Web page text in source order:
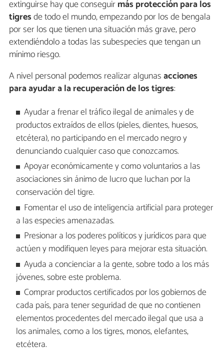
extinguirse hay que conseguirmás protección para los
tigresde todo el mundo, empezando por los de bengala
por ser los que tienen una situación más grave, pero
extendiéndolo a todas las subespecies que tengan un
mínimo riesgo.
A nivel personal podemos realizar algunasacciones
para ayudar a la recuperación de los tigres:
Ayudar a frenar el tráfico ilegal de animales y de
productos extraídos de ellos (pieles, dientes, huesos,
etcétera), no participando en el mercado negro y
denunciando cualquier caso que conozcamos.
Apoyar económicamente y como voluntarios a las
asociaciones sin ánimo de lucro que luchan por la
conservación del tigre.
Fomentar el uso de inteligencia artificial para proteger
a las especies amenazadas.
Presionar a los poderes políticos y jurídicos para que
actúen y modifiquen leyes para mejorar esta situación.
Ayuda a concienciar a la gente, sobre todo a los más
jóvenes, sobre este problema.
Comprar productos certificados por los gobiernos de
cada país, para tener seguridad de que no contienen
elementos procedentes del mercado ilegal que usa a
los animales, como a los tigres, monos, elefantes,
etcétera.